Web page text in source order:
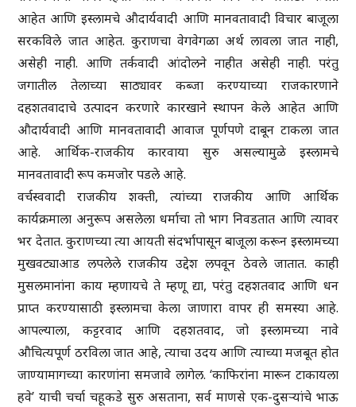
आहेत आणि इस्लामचे औदार्यवादी आणि मानवतावादी विचार बाजूला
सरकविले जात आहेत. कुराणचा वेगवेगळा अर्थ लावला जात नाही,
असेही नाही. आणि तर्कवादी आंदोलने नाहीत असेही नाही. परंतु
जगातील तेलाच्या साठ्यावर कब्जा करण्याच्या राजकारणाने
दहशतवादाचे उत्पादन करणारे कारखाने स्थापन केले आहेत आणि
औदार्यवादी आणि मानवतावादी आवाज पूर्णपणे दाबून टाकला जात
आहे. आर्थिक-राजकीय कारवाया सुरु असल्यामुळे इस्लामचे
मानवतावादी रूप कमजोर पडले आहे.
वर्चस्ववादी राजकीय शक्ती, त्यांच्या राजकीय आणि आर्थिक
कार्यक्रमाला अनुरूप असलेला धर्माचा तो भाग निवडतात आणि त्यावर
भर देतात. कुराणच्या त्या आयती संदर्भापासून बाजूला करून इस्लामच्या
मुखवट्याआड लपलेले राजकीय उद्देश लपवून ठेवले जातात. काही
मुसलमानांना काय म्हणायचे ते म्हणू द्या, परंतु दहशतवाद आणि धन
प्राप्त करण्यासाठी इस्लामचा केला जाणारा वापर ही समस्या आहे.
आपल्याला, कट्टरवाद आणि दहशतवाद, जो इस्लामच्या नावे
औचित्यपूर्ण ठरविला जात आहे, त्याचा उदय आणि त्याच्या मजबूत होत
जाण्यामागच्या कारणांना समजावे लागेल. ‘काफिरांना मारून टाकायला
हवे’ याची चर्चा चहूकडे सुरु असताना, सर्व माणसे एक-दुसऱ्यांचे भाऊ